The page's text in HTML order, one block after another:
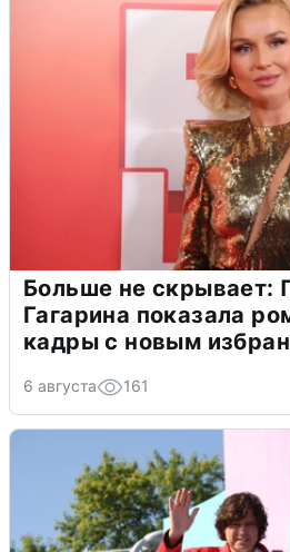
Больше не скрывает:
Гагарина показала
кадры с новым
6 августа 161